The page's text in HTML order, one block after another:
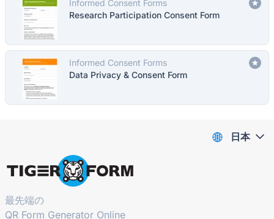
Informed Consent Forms
Research Participation Consent Form
Informed Consent Forms
Data Privacy & Consent Form
最先端の
QR Form Generator Online
日本